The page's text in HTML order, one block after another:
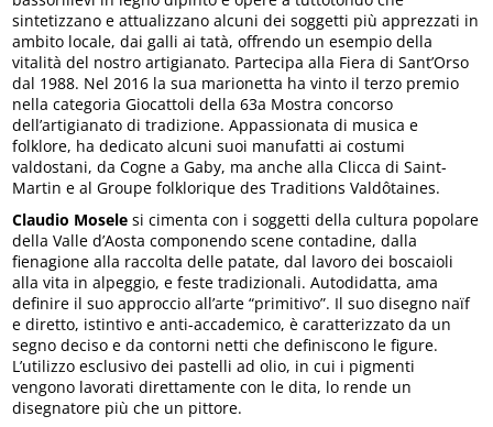
sintetizzano e attualizzano alcuni dei soggetti più apprezzati in
ambito locale, dai galli ai tatà, offrendo un esempio della
vitalità del nostro artigianato. Partecipa alla Fiera di Sant’Orso
dal 1988. Nel 2016 la sua marionetta ha vinto il terzo premio
nella categoria Giocattoli della 63a Mostra concorso
dell’artigianato di tradizione. Appassionata di musica e
folklore, ha dedicato alcuni suoi manufatti ai costumi
valdostani, da Cogne a Gaby, ma anche alla Clicca di Saint-
Martin e al Groupe folklorique des Traditions Valdôtaines.
Claudio Mosele si cimenta con i soggetti della cultura popolare
della Valle d’Aosta componendo scene contadine, dalla
fienagione alla raccolta delle patate, dal lavoro dei boscaioli
alla vita in alpeggio, e feste tradizionali. Autodidatta, ama
definire il suo approccio all’arte “primitivo”. Il suo disegno naïf
e diretto, istintivo e anti-accademico, è caratterizzato da un
segno deciso e da contorni netti che definiscono le figure.
L’utilizzo esclusivo dei pastelli ad olio, in cui i pigmenti
vengono lavorati direttamente con le dita, lo rende un
disegnatore più che un pittore.